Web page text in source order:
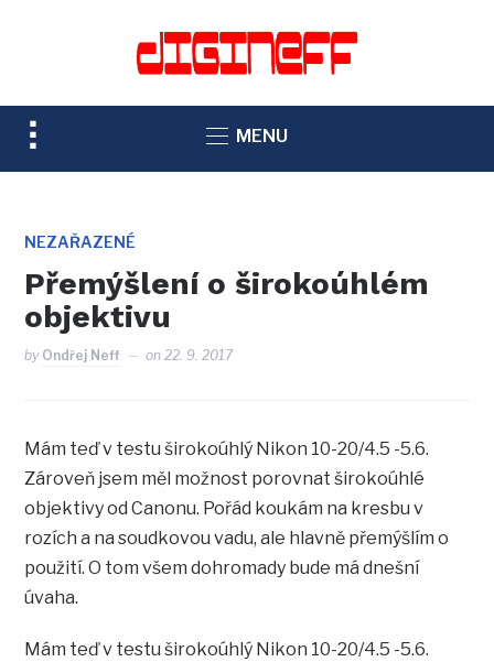
TOGGLE
SIDEBAR
NAVIGATION
MENU
NEZAŘAZENÉ
Přemýšlení o širokoúhlém
objektivu
by Ondřej Neff on22. 9. 2017
Mám teď v testu širokoúhlý Nikon 10-20/4.5 -5.6.
Zároveň jsem měl možnost porovnat širokoúhlé
objektivy od Canonu. Pořád koukám na kresbu v
rozích a na soudkovou vadu, ale hlavně přemýšlím o
použití. O tom všem dohromady bude má dnešní
úvaha.
Mám teď v testu širokoúhlý Nikon 10-20/4.5 -5.6.